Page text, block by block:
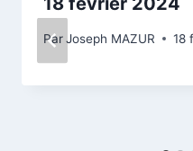
ParJoseph MAZUR 18